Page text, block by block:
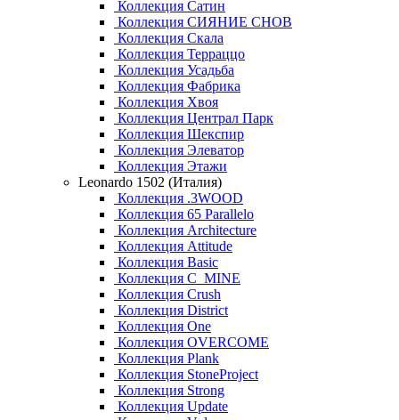
Коллекция Сатин
Коллекция СИЯНИЕ СНОВ
Коллекция Скала
Коллекция Терраццо
Коллекция Усадьба
Коллекция Фабрика
Коллекция Хвоя
Коллекция Централ Парк
Коллекция Шекспир
Коллекция Элеватор
Коллекция Этажи
Leonardo 1502 (Италия)
Коллекция .3WOOD
Коллекция 65 Parallelo
Коллекция Architecture
Коллекция Attitude
Коллекция Basic
Коллекция C_MINE
Коллекция Crush
Коллекция District
Коллекция One
Коллекция OVERCOME
Коллекция Plank
Коллекция StoneProject
Коллекция Strong
Коллекция Update